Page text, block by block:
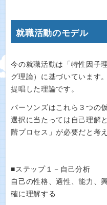
就職活動のモデル
今の就職活動は「特性因子
グ理論）に基づいています
提唱した理論です。
パーソンズはこれら３つの
選択に当たっては自己理解
階プロセス」が必要だと考
■ステップ１－自己分析
自己の性格、適性、能力、
確に理解する